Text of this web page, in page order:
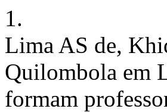
1.
Lima AS de,
Quilombola em
formam